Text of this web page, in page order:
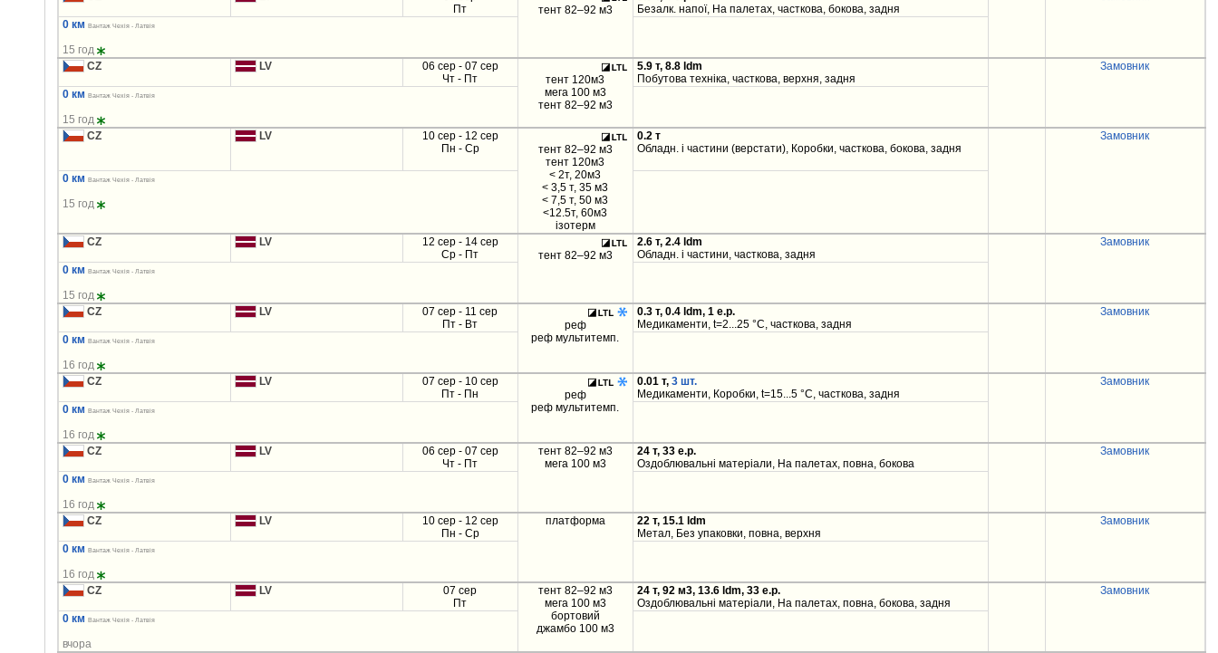
Пт
тент 82–92 м3
Безалк. напої, На палетах, часткова, бокова, задня
0 км Вантаж Чехія - Латвія
15 год
CZ
LV
06 сер - 07 сер
Чт - Пт
тент 120м3
мега 100 м3
тент 82–92 м3
5.9 т, 8.8 ldm
Побутова техніка, часткова, верхня, задня
Замовник
0 км Вантаж Чехія - Латвія
15 год
CZ
LV
10 сер - 12 сер
Пн - Ср
тент 82–92 м3
тент 120м3
< 2т, 20м3
< 3,5 т, 35 м3
< 7,5 т, 50 м3
<12.5т, 60м3
ізотерм
0.2 т
Обладн. і частини (верстати), Коробки, часткова, бокова, задня
Замовник
0 км Вантаж Чехія - Латвія
15 год
CZ LV
12 сер - 14 сер
Ср - Пт
тент 82–92 м3
2.6 т, 2.4 ldm
Обладн. і частини, часткова, задня
Замовник
0 км Вантаж Чехія - Латвія
15 год
CZ
LV
07 сер - 11 сер
Пт - Вт
реф
реф мультитемп.
0.3 т, 0.4 ldm, 1 e.p.
Медикаменти, t=2...25 °C, часткова, задня
Замовник
0 км Вантаж Чехія - Латвія
16 год
CZ
LV
07 сер - 10 сер
Пт - Пн
реф
реф мультитемп.
0.01 т, 3 шт.
Медикаменти, Коробки, t=15...5 °C, часткова, задня
Замовник
0 км Вантаж Чехія - Латвія
16 год
CZ
LV
06 сер - 07 сер
Чт - Пт
тент 82–92 м3
мега 100 м3
24 т, 33 e.p.
Оздоблювальні матеріали, На палетах, повна, бокова
Замовник
0 км Вантаж Чехія - Латвія
16 год
CZ
LV
10 сер - 12 сер
Пн - Ср
платформа
22 т, 15.1 ldm
Метал, Без упаковки, повна, верхня
Замовник
0 км Вантаж Чехія - Латвія
16 год
CZ
LV
07 сер
Пт
тент 82–92 м3
мега 100 м3
бортовий
джамбо 100 м3
24 т, 92 м3, 13.6 ldm, 33 e.p.
Оздоблювальні матеріали, На палетах, повна, бокова, задня
Замовник
0 км Вантаж Чехія - Латвія
вчора